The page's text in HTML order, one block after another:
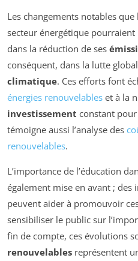
Les changements notables
secteur énergétique
dans la réduction de ses
conséquent, dans la lutte
climatique. Ces efforts font
énergies renouvelables et à la
investissement constant
témoigne aussi l’analyse des
renouvelables.
L’importance de l’éducation
également mise en avant ; des
peuvent aider à promouvoir
sensibiliser le public sur
fin de compte, ces évolutions
renouvelables représentent